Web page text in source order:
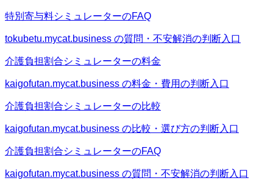
特別寄与料シミュレーターのFAQ
tokubetu.mycat.business の質問・不安解消の判断入口
介護負担割合シミュレーターの料金
kaigofutan.mycat.business の料金・費用の判断入口
介護負担割合シミュレーターの比較
kaigofutan.mycat.business の比較・選び方の判断入口
介護負担割合シミュレーターのFAQ
kaigofutan.mycat.business の質問・不安解消の判断入口